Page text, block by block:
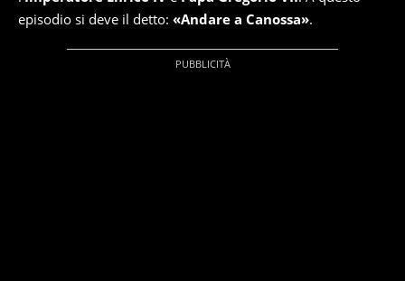
episodio si deve il detto: «Andare a Canossa».